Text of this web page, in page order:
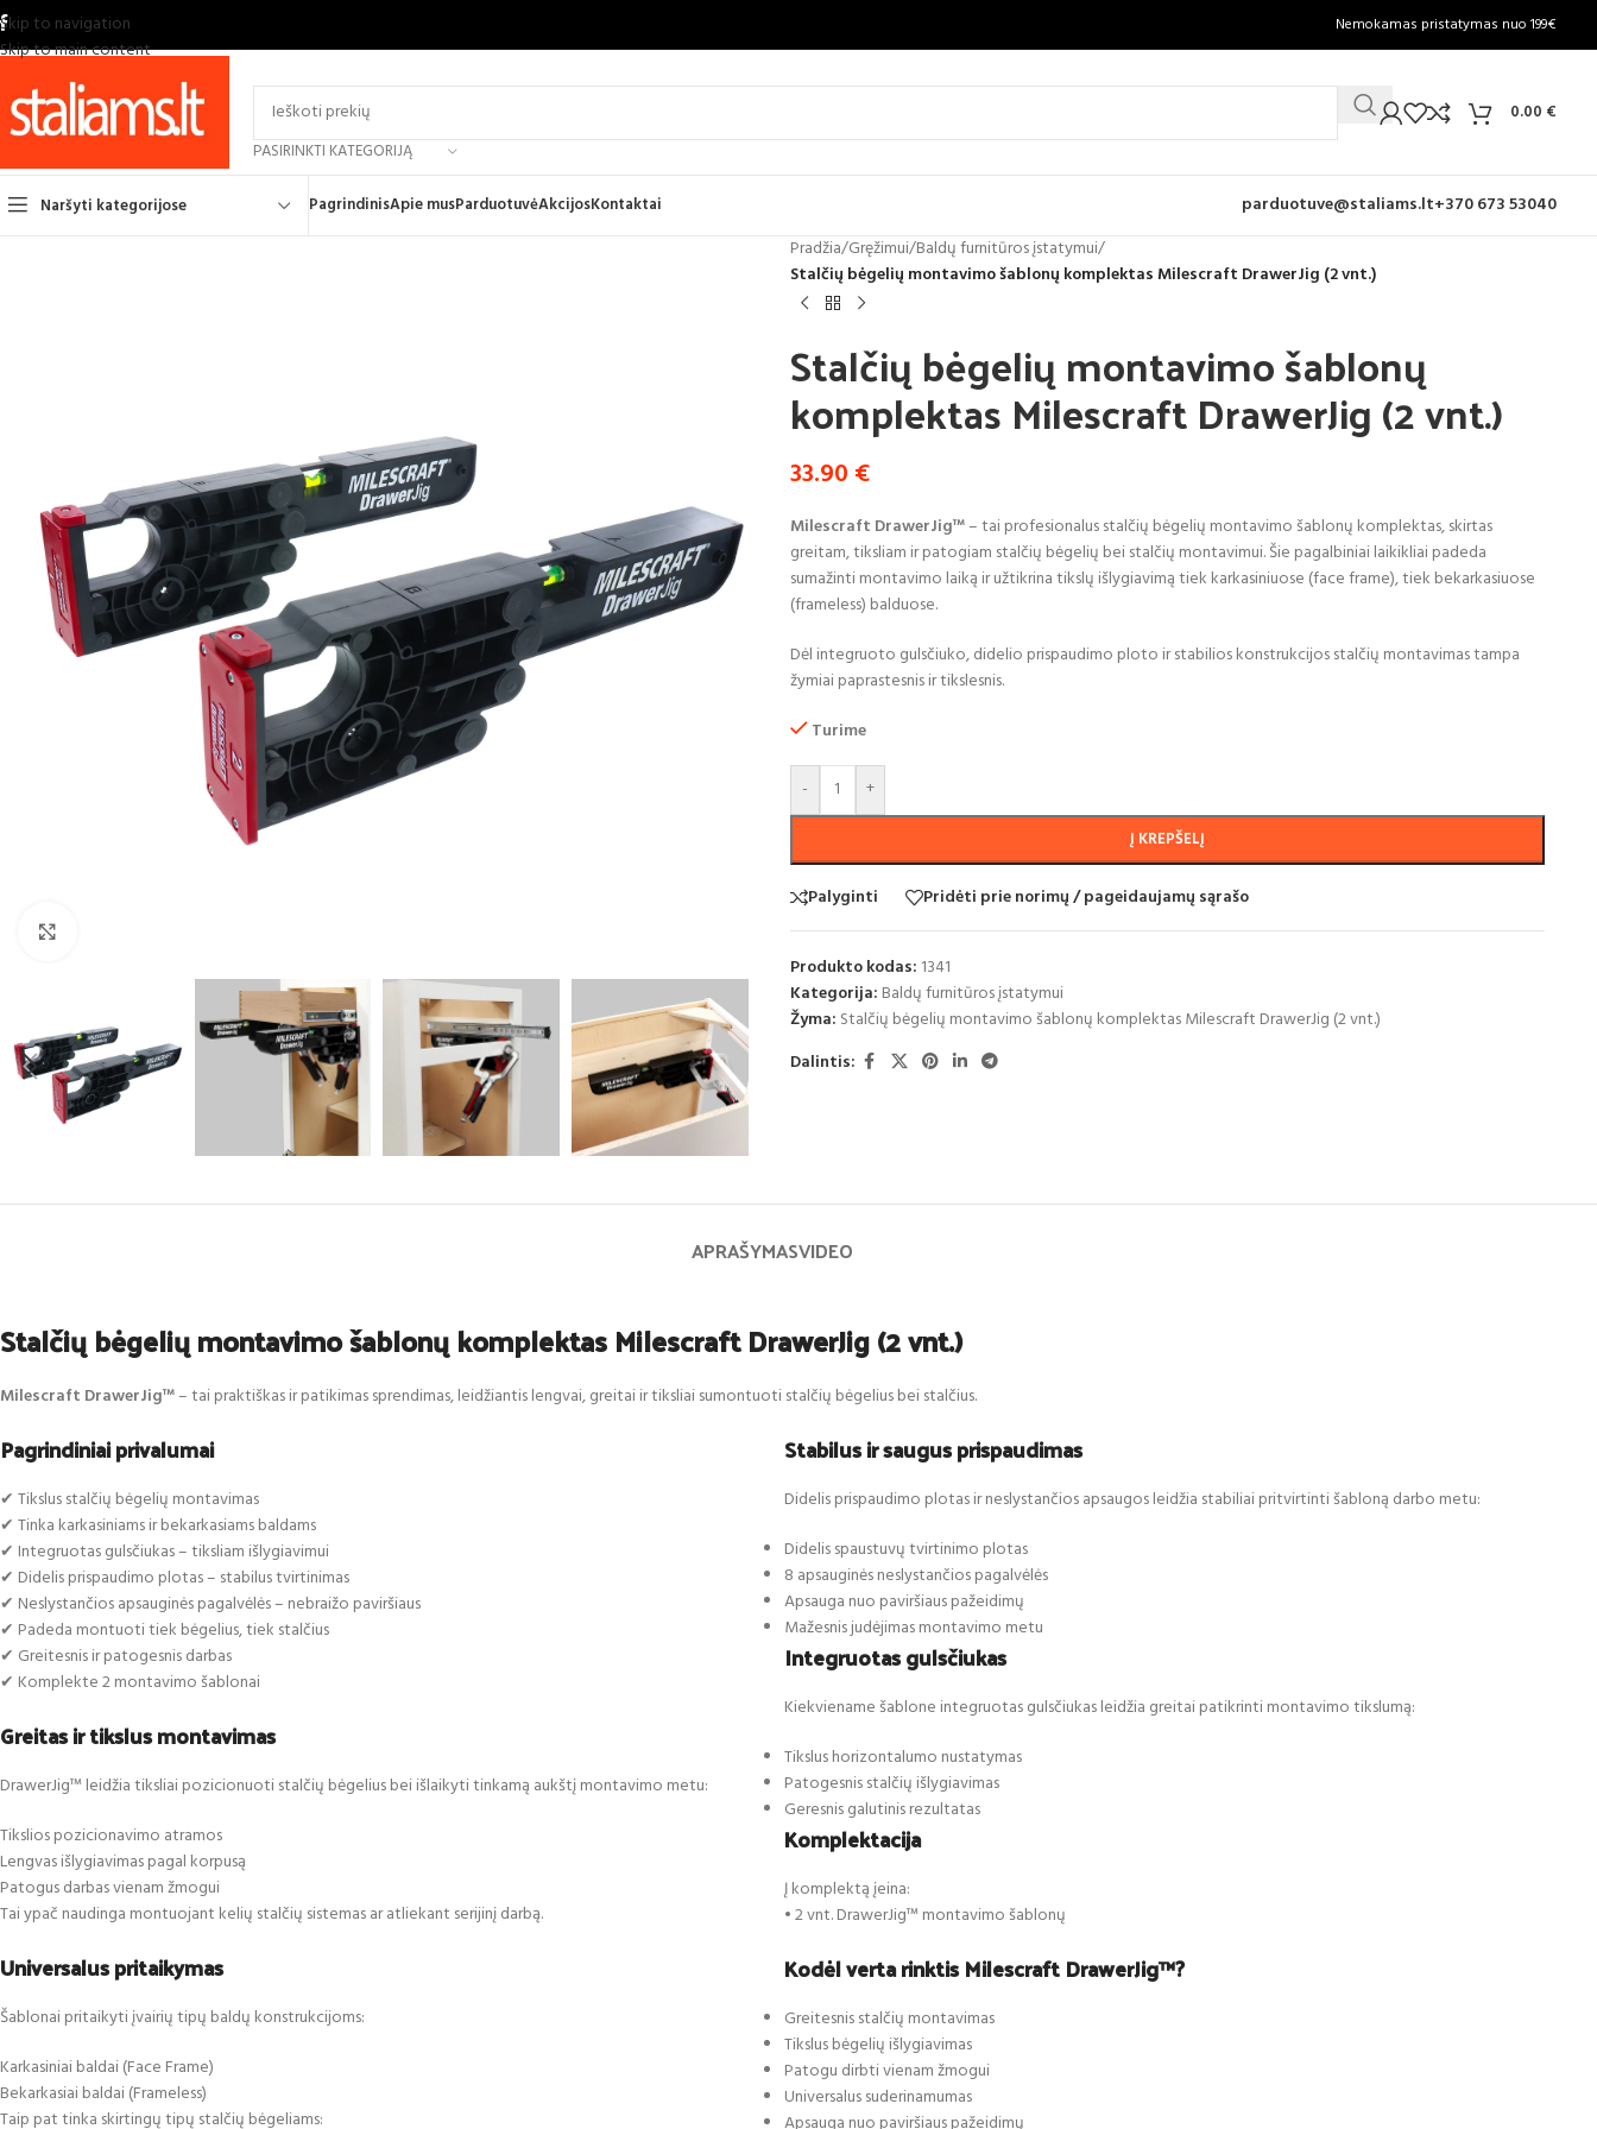
Skip to navigation
Skip to main content
Nemokamas pristatymas nuo 199€
PASIRINKTI KATEGORIJĄ
0.00 €
Naršyti kategorijose PagrindinisApie musParduotuvėAkcijosKontaktai parduotuve@staliams.lt+370 673 53040
Pradžia/Gręžimui/Baldų furnitūros įstatymui/
Stalčių bėgelių montavimo šablonų komplektas Milescraft DrawerJig (2 vnt.)
Stalčių bėgelių montavimo šablonų
komplektas Milescraft DrawerJig (2 vnt.)
33.90 €
Milescraft DrawerJig™– tai profesionalus stalčių bėgelių montavimo šablonų komplektas, skirtas
greitam, tiksliam ir patogiam stalčių bėgelių bei stalčių montavimui. Šie pagalbiniai laikikliai padeda
sumažinti montavimo laiką ir užtikrina tikslų išlygiavimą tiek karkasiniuose (face frame), tiek bekarkasiuose
(frameless) balduose.
Dėl integruoto gulsčiuko, didelio prispaudimo ploto ir stabilios konstrukcijos stalčių montavimas tampa
žymiai paprastesnis ir tikslesnis.
Turime
- +
Į KREPŠELĮ
Palyginti Pridėti prie norimų / pageidaujamų sąrašo
Produkto kodas: 1341
Kategorija: Baldų furnitūros įstatymui
Žyma: Stalčių bėgelių montavimo šablonų komplektas Milescraft DrawerJig (2 vnt.)
Dalintis:
APRAŠYMASVIDEO
Stalčių bėgelių montavimo šablonų komplektas Milescraft DrawerJig (2 vnt.)
Milescraft DrawerJig™– tai praktiškas ir patikimas sprendimas, leidžiantis lengvai, greitai ir tiksliai sumontuoti stalčių bėgelius bei stalčius.
Pagrindiniai privalumai
✔ Tikslus stalčių bėgelių montavimas
✔ Tinka karkasiniams ir bekarkasiams baldams
✔ Integruotas gulsčiukas – tiksliam išlygiavimui
✔ Didelis prispaudimo plotas – stabilus tvirtinimas
✔ Neslystančios apsauginės pagalvėlės – nebraižo paviršiaus
✔ Padeda montuoti tiek bėgelius, tiek stalčius
✔ Greitesnis ir patogesnis darbas
✔ Komplekte 2 montavimo šablonai
Greitas ir tikslus montavimas
DrawerJig™ leidžia tiksliai pozicionuoti stalčių bėgelius bei išlaikyti tinkamą aukštį montavimo metu:
Tikslios pozicionavimo atramos
Lengvas išlygiavimas pagal korpusą
Patogus darbas vienam žmogui
Tai ypač naudinga montuojant kelių stalčių sistemas ar atliekant serijinį darbą.
Universalus pritaikymas
Šablonai pritaikyti įvairių tipų baldų konstrukcijoms:
Karkasiniai baldai (Face Frame)
Bekarkasiai baldai (Frameless)
Taip pat tinka skirtingų tipų stalčių bėgeliams:
Stabilus ir saugus prispaudimas
Didelis prispaudimo plotas ir neslystančios apsaugos leidžia stabiliai pritvirtinti šabloną darbo metu:
Didelis spaustuvų tvirtinimo plotas
8 apsauginės neslystančios pagalvėlės
Apsauga nuo paviršiaus pažeidimų
Mažesnis judėjimas montavimo metu
Integruotas gulsčiukas
Kiekviename šablone integruotas gulsčiukas leidžia greitai patikrinti montavimo tikslumą:
Tikslus horizontalumo nustatymas
Patogesnis stalčių išlygiavimas
Geresnis galutinis rezultatas
Komplektacija
Į komplektą įeina:
• 2 vnt. DrawerJig™ montavimo šablonų
Kodėl verta rinktis Milescraft DrawerJig™?
Greitesnis stalčių montavimas
Tikslus bėgelių išlygiavimas
Patogu dirbti vienam žmogui
Universalus suderinamumas
Apsauga nuo paviršiaus pažeidimų